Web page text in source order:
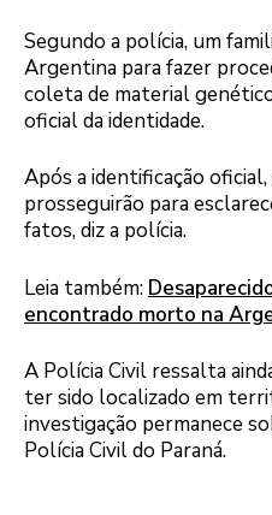
Segundo a polícia, um
Argentina para fazer
coleta de material
oficial da identidade.
Após a identificação
prosseguirão para
fatos, diz a polícia.
Leia também:
encontrado morto na
A Polícia Civil ressalta
ter sido localizado em
investigação permanece
Polícia Civil do Paraná.